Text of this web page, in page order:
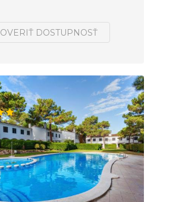
OVERIŤ DOSTUPNOSŤ